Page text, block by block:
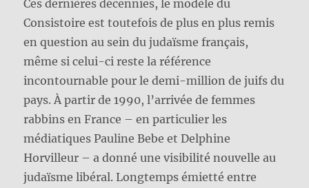
Ces dernières décennies, le modèle du
Consistoire est toutefois de plus en plus remis
en question au sein du judaïsme français,
même si celui-ci reste la référence
incontournable pour le demi-million de juifs du
pays. À partir de 1990, l’arrivée de femmes
rabbins en France – en particulier les
médiatiques Pauline Bebe et Delphine
Horvilleur – a donné une visibilité nouvelle au
judaïsme libéral. Longtemps émietté entre